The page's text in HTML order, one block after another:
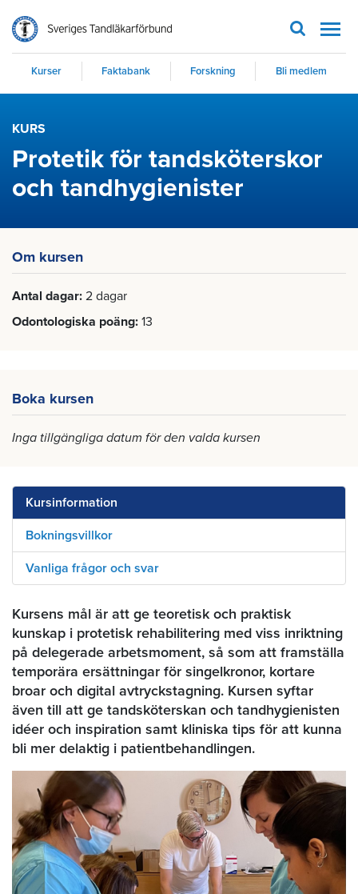
Kurser Faktabank Forskning Bli medlem
KURS
Protetik för tandsköterskor
och tandhygienister
Om kursen
Antal dagar 2 dagar
Odontologiska poäng 13
Boka kursen
Inga tillgängliga datum för den valda kursen
Kursinformation
Bokningsvillkor
Vanliga frågor och svar
Kursens mål är att ge teoretisk och praktisk
kunskap i protetisk rehabilitering med viss inriktning
på delegerade arbetsmoment, så som att framställa
temporära ersättningar för singelkronor, kortare
broar och digital avtryckstagning. Kursen syftar
även till att ge tandsköterskan och tandhygienisten
idéer och inspiration samt kliniska tips för att kunna
bli mer delaktig i patientbehandlingen.